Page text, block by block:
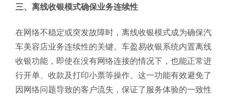
三、离线收银模式确保业务连续性
在网络不稳定或突发故障时，离线收银模式成为确保汽
车美容店业务连续性的关键。车盈易收银系统内置离线
收银功能，即使在没有网络连接的情况下，也能正常进
行开单、收款及打印小票等操作。这一功能有效避免了
因网络问题导致的客户流失，保证了服务体验的一致性